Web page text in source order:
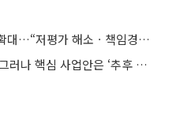
플레이그램, 최대주주 지분 확대…“저평가 해소ㆍ책임경영 강화”
싸이월드, 10월 부활 예고…그러나 핵심 사업안은 ‘추후 공개’